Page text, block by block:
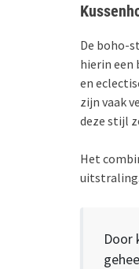
De boho-
hierin een
en
zijn vaak
deze stijl
Het
uitstraling.
Door